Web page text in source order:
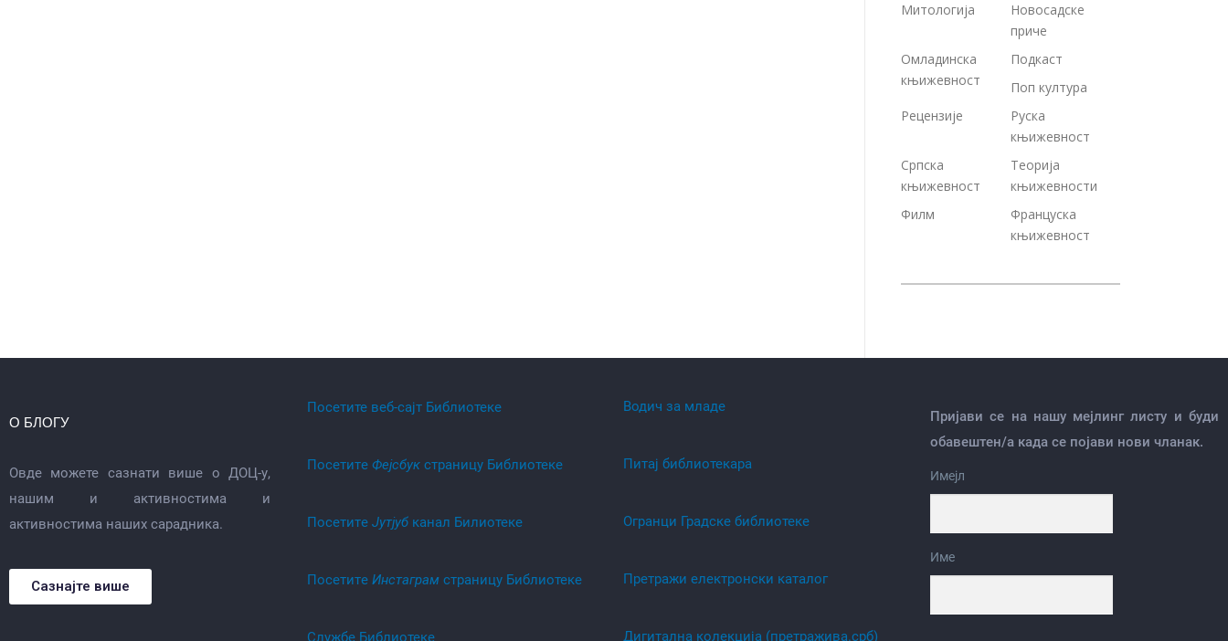
Митологија
Новосадске
приче
Омладинска
књижевност
Подкаст
Поп култура
Рецензије
Руска
књижевност
Српска
књижевност
Теорија
књижевности
Филм
Француска
књижевност
О БЛОГУ
Овде можете сазнати више о ДОЦ-у,
нашим и активностима и
активностима наших сарадника.
Сазнајте више
Посетите веб-сајт Библиотеке
Посетитe Фејсбук страницу Библиотеке
Посетитe Јутјуб канал Билиотеке
Посетитe Инстаграм страницу Библиотеке
Службе Библиотеке
Водич за младе
Питај библиотекара
Огранци Градске библиотеке
Претражи електронски каталог
Дигитална колекција (претражива.срб)
Пријави се на нашу мејлинг листу и буди
обавештен/а када се појави нови чланак.
Имејл
Име